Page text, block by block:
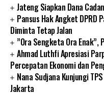
Jateng Siapkan Dana
Pansus Hak Angket DPRD
Diminta Tetap Jalan
”Ora Sengketa Ora
Ahmad Luthfi Apresiasi
Percepatan Ekonomi dan
Nana Sudjana Kunjungi
Jakarta